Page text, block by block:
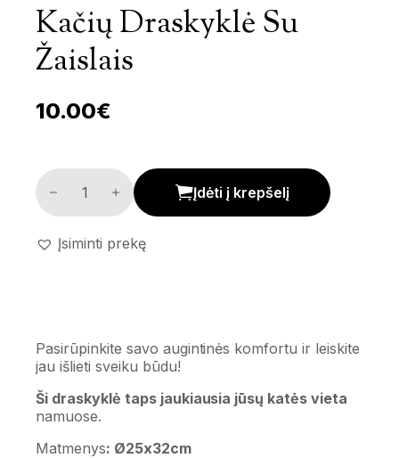
Kačių Draskyklė Su
Žaislais
10.00€
Kačių draskyklė su žaislais kiekis
Įdėti į krepšelį
Įsiminti prekę
Pasirūpinkite savo augintinės komfortu ir leiskite
jau išlieti sveiku būdu!
Ši draskyklė taps jaukiausia jūsų katės vieta
namuose.
Matmenys: Ø25x32cm